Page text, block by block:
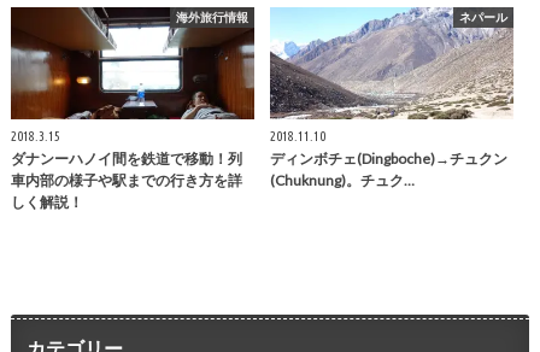
海外旅行情報
2018.3.15
ダナンーハノイ間を鉄道で移動！列
車内部の様子や駅までの行き方を詳
しく解説！
ネパール
2018.11.10
ディンボチェ(Dingboche)→チュクン
(Chuknung)。チュク…